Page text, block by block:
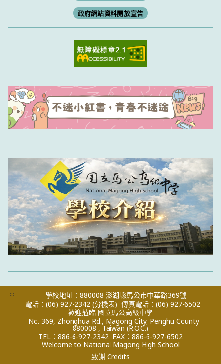
政府網站資料開放宣告
:::
學校地址：880008 澎湖縣馬公市中華路369號
電話：(06) 927-2342 (分機表) 傳真電話：(06) 927-6502
歡迎蒞臨 國立馬公高級中學
No. 369, Zhonghua Rd., Magong City, Penghu County
880008 , Taiwan (R.O.C.)
TEL：886-6-927-2342 FAX：886-6-927-6502
Welcome to National Magong High School
致謝 Credits